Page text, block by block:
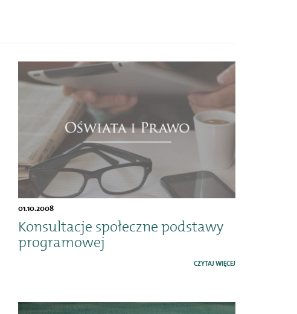
01.10.2008
Konsultacje społeczne podstawy
programowej
CZYTAJ WIĘCEJ